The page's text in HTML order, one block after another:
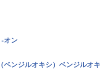
オン
ベンジルオキシ）ベンジルオキ